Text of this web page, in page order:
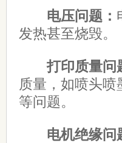
电压问题：
发热甚至烧毁。
打印质量问
质量，如喷头
等问题。
电机绝缘问